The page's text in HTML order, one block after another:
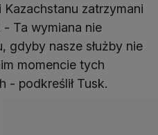
Kazachstanu zatrzymani
Ta wymiana nie
gdyby nasze służby nie
momencie tych
- podkreślił Tusk.